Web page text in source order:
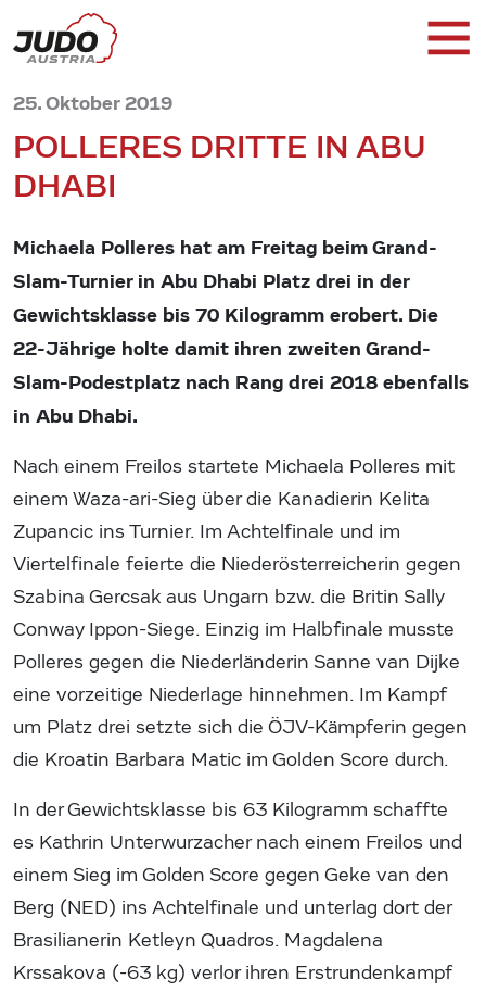
25. Oktober 2019
POLLERES DRITTE IN ABU
DHABI
Michaela Polleres hat am Freitag beim Grand-
Slam-Turnier in Abu Dhabi Platz drei in der
Gewichtsklasse bis 70 Kilogramm erobert. Die
22-Jährige holte damit ihren zweiten Grand-
Slam-Podestplatz nach Rang drei 2018 ebenfalls
in Abu Dhabi.
Nach einem Freilos startete Michaela Polleres mit
einem Waza-ari-Sieg über die Kanadierin Kelita
Zupancic ins Turnier. Im Achtelfinale und im
Viertelfinale feierte die Niederösterreicherin gegen
Szabina Gercsak aus Ungarn bzw. die Britin Sally
Conway Ippon-Siege. Einzig im Halbfinale musste
Polleres gegen die Niederländerin Sanne van Dijke
eine vorzeitige Niederlage hinnehmen. Im Kampf
um Platz drei setzte sich die ÖJV-Kämpferin gegen
die Kroatin Barbara Matic im Golden Score durch.
In der Gewichtsklasse bis 63 Kilogramm schaffte
es Kathrin Unterwurzacher nach einem Freilos und
einem Sieg im Golden Score gegen Geke van den
Berg (NED) ins Achtelfinale und unterlag dort der
Brasilianerin Ketleyn Quadros. Magdalena
Krssakova (-63 kg) verlor ihren Erstrundenkampf